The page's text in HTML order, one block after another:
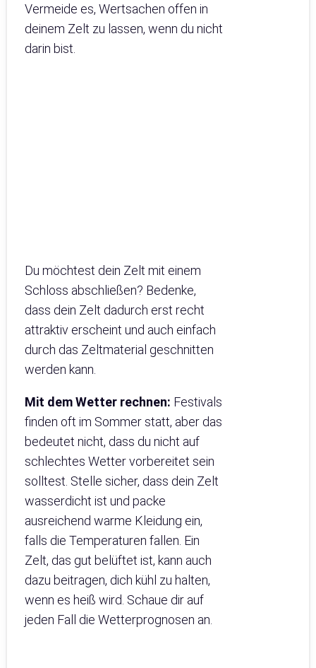
Vermeide es, Wertsachen offen in
deinem Zelt zu lassen, wenn du nicht
darin bist.
Du möchtest dein Zelt mit einem
Schloss abschließen? Bedenke,
dass dein Zelt dadurch erst recht
attraktiv erscheint und auch einfach
durch das Zeltmaterial geschnitten
werden kann.
Mit dem Wetter rechnen: Festivals
finden oft im Sommer statt, aber das
bedeutet nicht, dass du nicht auf
schlechtes Wetter vorbereitet sein
solltest. Stelle sicher, dass dein Zelt
wasserdicht ist und packe
ausreichend warme Kleidung ein,
falls die Temperaturen fallen. Ein
Zelt, das gut belüftet ist, kann auch
dazu beitragen, dich kühl zu halten,
wenn es heiß wird. Schaue dir auf
jeden Fall die Wetterprognosen an.